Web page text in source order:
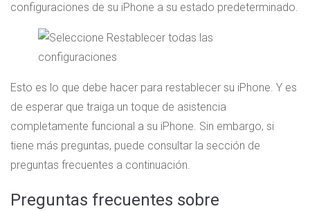
configuraciones de su iPhone a su estado predeterminado.
Esto es lo que debe hacer para restablecer su iPhone. Y es
de esperar que traiga un toque de asistencia
completamente funcional a su iPhone. Sin embargo, si
tiene más preguntas, puede consultar la sección de
preguntas frecuentes a continuación.
Preguntas frecuentes sobre